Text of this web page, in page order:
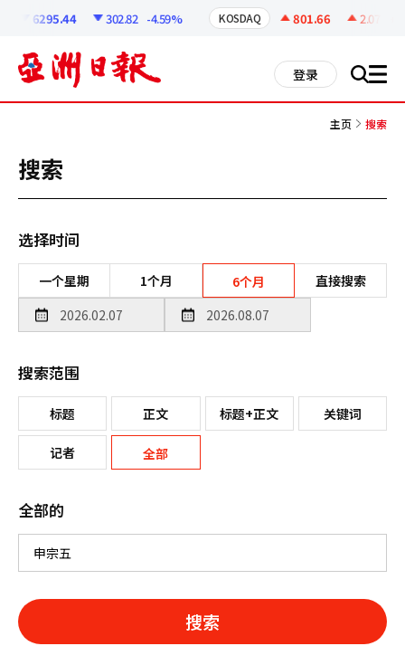
6295.44 302.82 -4.59% KOSDAQ 801.66 2.07
登录 搜 all
主页 搜索
搜索
选择时间
一个星期 1个月 6个月 直接搜索
搜索范围
标题 正文 标题+正文 关键词
记者 全部
全部的
搜索